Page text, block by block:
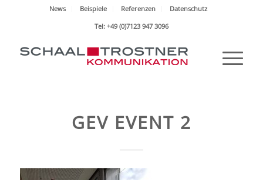
News Beispiele Referenzen
Datenschutz
Tel: +49 (0)7123 947 3096
GEV EVENT 2